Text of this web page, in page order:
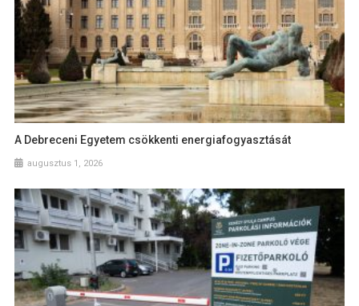
A Debreceni Egyetem csökkenti energiafogyasztását
augusztus 1, 2026